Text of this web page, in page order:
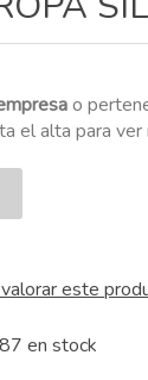
o
el alta para
este
en stock